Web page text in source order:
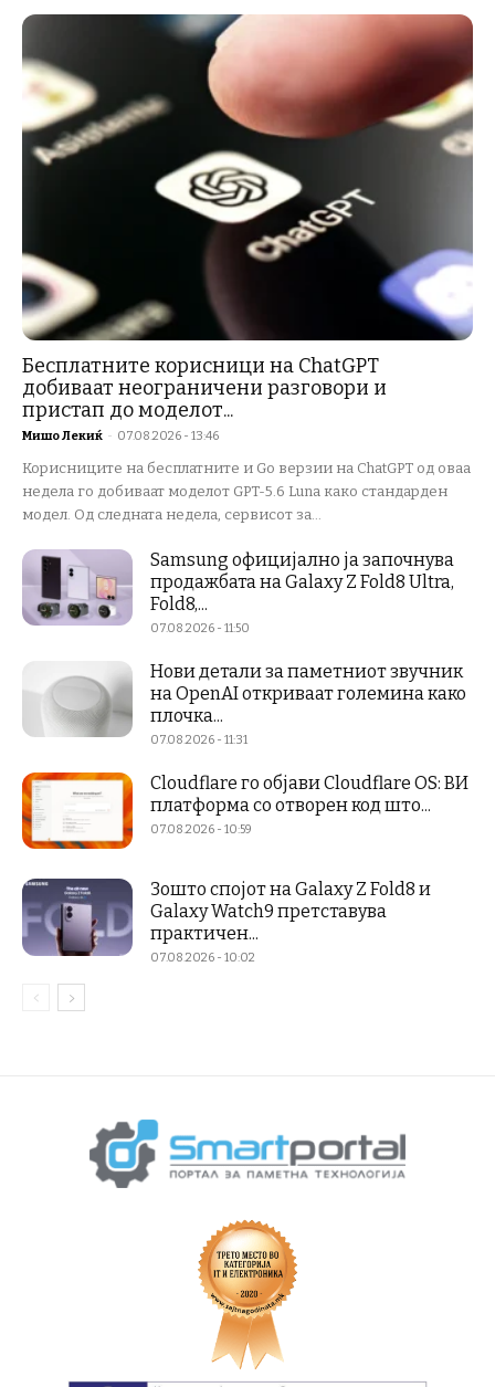
Бесплатните корисници на ChatGPT
добиваат неограничени разговори и
пристап до моделот...
Мишо Лекиќ - 07.08.2026 - 13:46
Корисниците на бесплатните и Go верзии на ChatGPT од оваа
недела го добиваат моделот GPT-5.6 Luna како стандарден
модел. Од следната недела, сервисот за...
Samsung официјално ја започнува
продажбата на Galaxy Z Fold8 Ultra,
Fold8,...
07.08.2026 - 11:50
Нови детали за паметниот звучник
на OpenAI откриваат големина како
плочка...
07.08.2026 - 11:31
Cloudflare го објави Cloudflare OS: ВИ
платформа со отворен код што...
07.08.2026 - 10:59
Зошто спојот на Galaxy Z Fold8 и
Galaxy Watch9 претставува
практичен...
07.08.2026 - 10:02